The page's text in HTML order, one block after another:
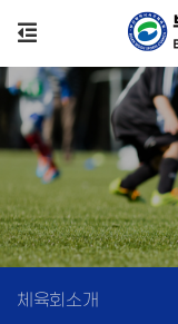
체육회소개